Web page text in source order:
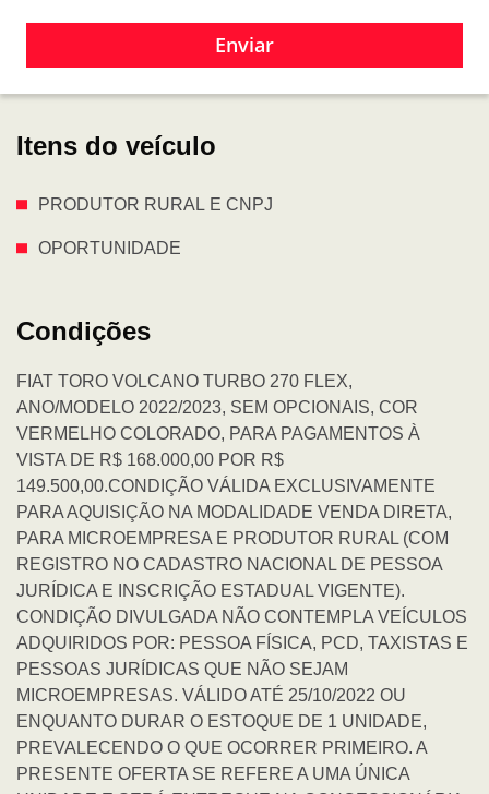
Itens do veículo
PRODUTOR RURAL E CNPJ
OPORTUNIDADE
Condições
FIAT TORO VOLCANO TURBO 270 FLEX,
ANO/MODELO 2022/2023, SEM OPCIONAIS, COR
VERMELHO COLORADO, PARA PAGAMENTOS À
VISTA DE R$ 168.000,00 POR R$
149.500,00.CONDIÇÃO VÁLIDA EXCLUSIVAMENTE
PARA AQUISIÇÃO NA MODALIDADE VENDA DIRETA,
PARA MICROEMPRESA E PRODUTOR RURAL (COM
REGISTRO NO CADASTRO NACIONAL DE PESSOA
JURÍDICA E INSCRIÇÃO ESTADUAL VIGENTE).
CONDIÇÃO DIVULGADA NÃO CONTEMPLA VEÍCULOS
ADQUIRIDOS POR: PESSOA FÍSICA, PCD, TAXISTAS E
PESSOAS JURÍDICAS QUE NÃO SEJAM
MICROEMPRESAS. VÁLIDO ATÉ 25/10/2022 OU
ENQUANTO DURAR O ESTOQUE DE 1 UNIDADE,
PREVALECENDO O QUE OCORRER PRIMEIRO. A
PRESENTE OFERTA SE REFERE A UMA ÚNICA
Enviar